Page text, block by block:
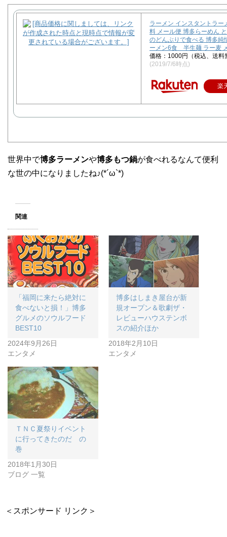
ラーメン インスタントラ
料 メール便 博多らーめん
のどんぶりで食べる 博多純
ーメン6食 半生麺 ラー麦
価格：1000円（税込、送料
(2019/7/6時点)
楽
世界中で博多ラーメンや博多もつ鍋が食べれるなんて便利
な世の中になりましたね♪(*´ω`*)
関連
「福岡に来たら絶対に
食べないと損！」博多
グルメのソウルフード
BEST10
2024年9月26日
エンタメ
博多はしまき屋台が新
規オープン＆歌劇ザ・
レビューハウステンボ
スの紹介ほか
2018年2月10日
エンタメ
ＴＮＣ夏祭りイベント
に行ってきたのだ の
巻
2018年1月30日
ブログ 一覧
＜スポンサード リンク＞